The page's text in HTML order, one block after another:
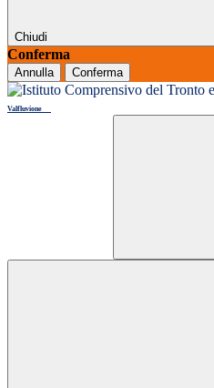
Chiudi
Conferma
Annulla Conferma
Valfluvione